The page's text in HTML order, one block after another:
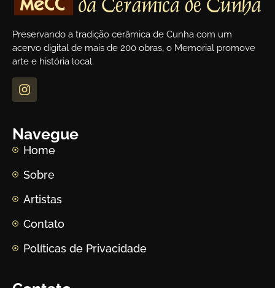
Preservando a tradição cerâmica de Cunha com um
acervo digital de mais de 200 obras, o Memorial promove
arte e história local.
Navegue
Home
Sobre
Artistas
Contato
Políticas de Privacidade